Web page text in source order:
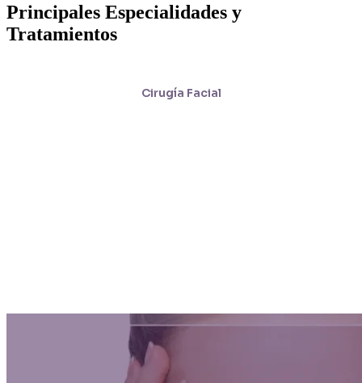
Principales Especialidades y
Tratamientos
Cirugía Facial